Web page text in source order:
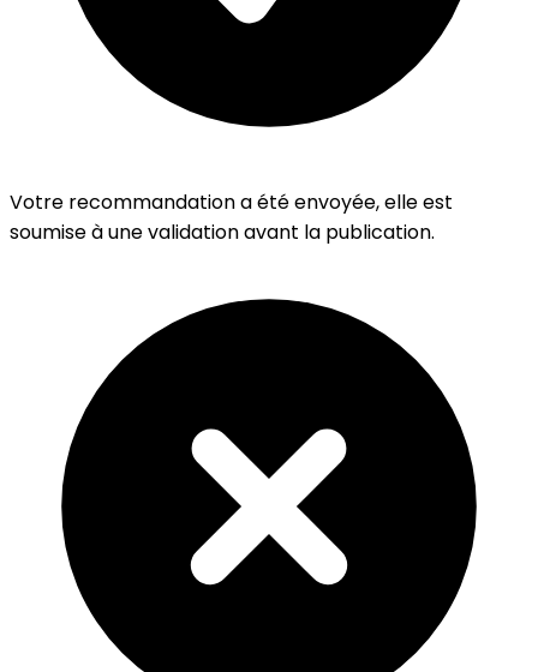
Votre recommandation a été envoyée, elle est
soumise à une validation avant la publication.